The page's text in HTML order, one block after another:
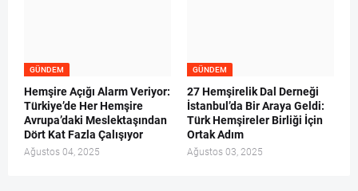
GÜNDEM
Hemşire Açığı Alarm Veriyor:
Türkiye’de Her Hemşire
Avrupa’daki Meslektaşından
Dört Kat Fazla Çalışıyor
Ağustos 04, 2025
GÜNDEM
27 Hemşirelik Dal Derneği
İstanbul’da Bir Araya Geldi:
Türk Hemşireler Birliği İçin
Ortak Adım
Ağustos 03, 2025